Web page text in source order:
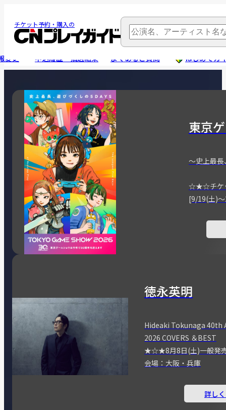
チケット予約・購入の
変更 申込履歴・抽選結果 よくあるご質問 はじめてガ
東京
～史上最長
☆★☆チケ
[9/19(土)
徳永英明
Hideaki Tokunaga 40th
2026 COVERS ＆BEST
★☆★8月8日(土)一般
会場：大阪・兵庫
詳し